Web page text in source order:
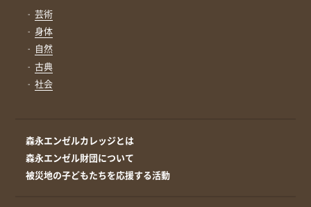
芸術
身体
自然
古典
社会
森永エンゼルカレッジとは
森永エンゼル財団について
被災地の子どもたちを応援する活動